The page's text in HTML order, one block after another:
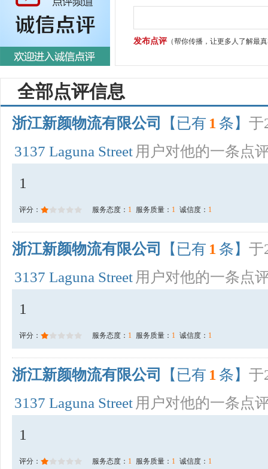
发布点评（帮你传播，让更多人了解最
全部点评信息
浙江新颜物流有限公司 【已有 1 条】 于
3137 Laguna Street 用户对他的一条点
1
评分： 服务态度： 1 服务质量： 1 诚信度： 1
浙江新颜物流有限公司 【已有 1 条】 于
3137 Laguna Street 用户对他的一条点
1
评分： 服务态度： 1 服务质量： 1 诚信度： 1
浙江新颜物流有限公司 【已有 1 条】 于
3137 Laguna Street 用户对他的一条点
1
评分： 服务态度： 1 服务质量： 1 诚信度： 1